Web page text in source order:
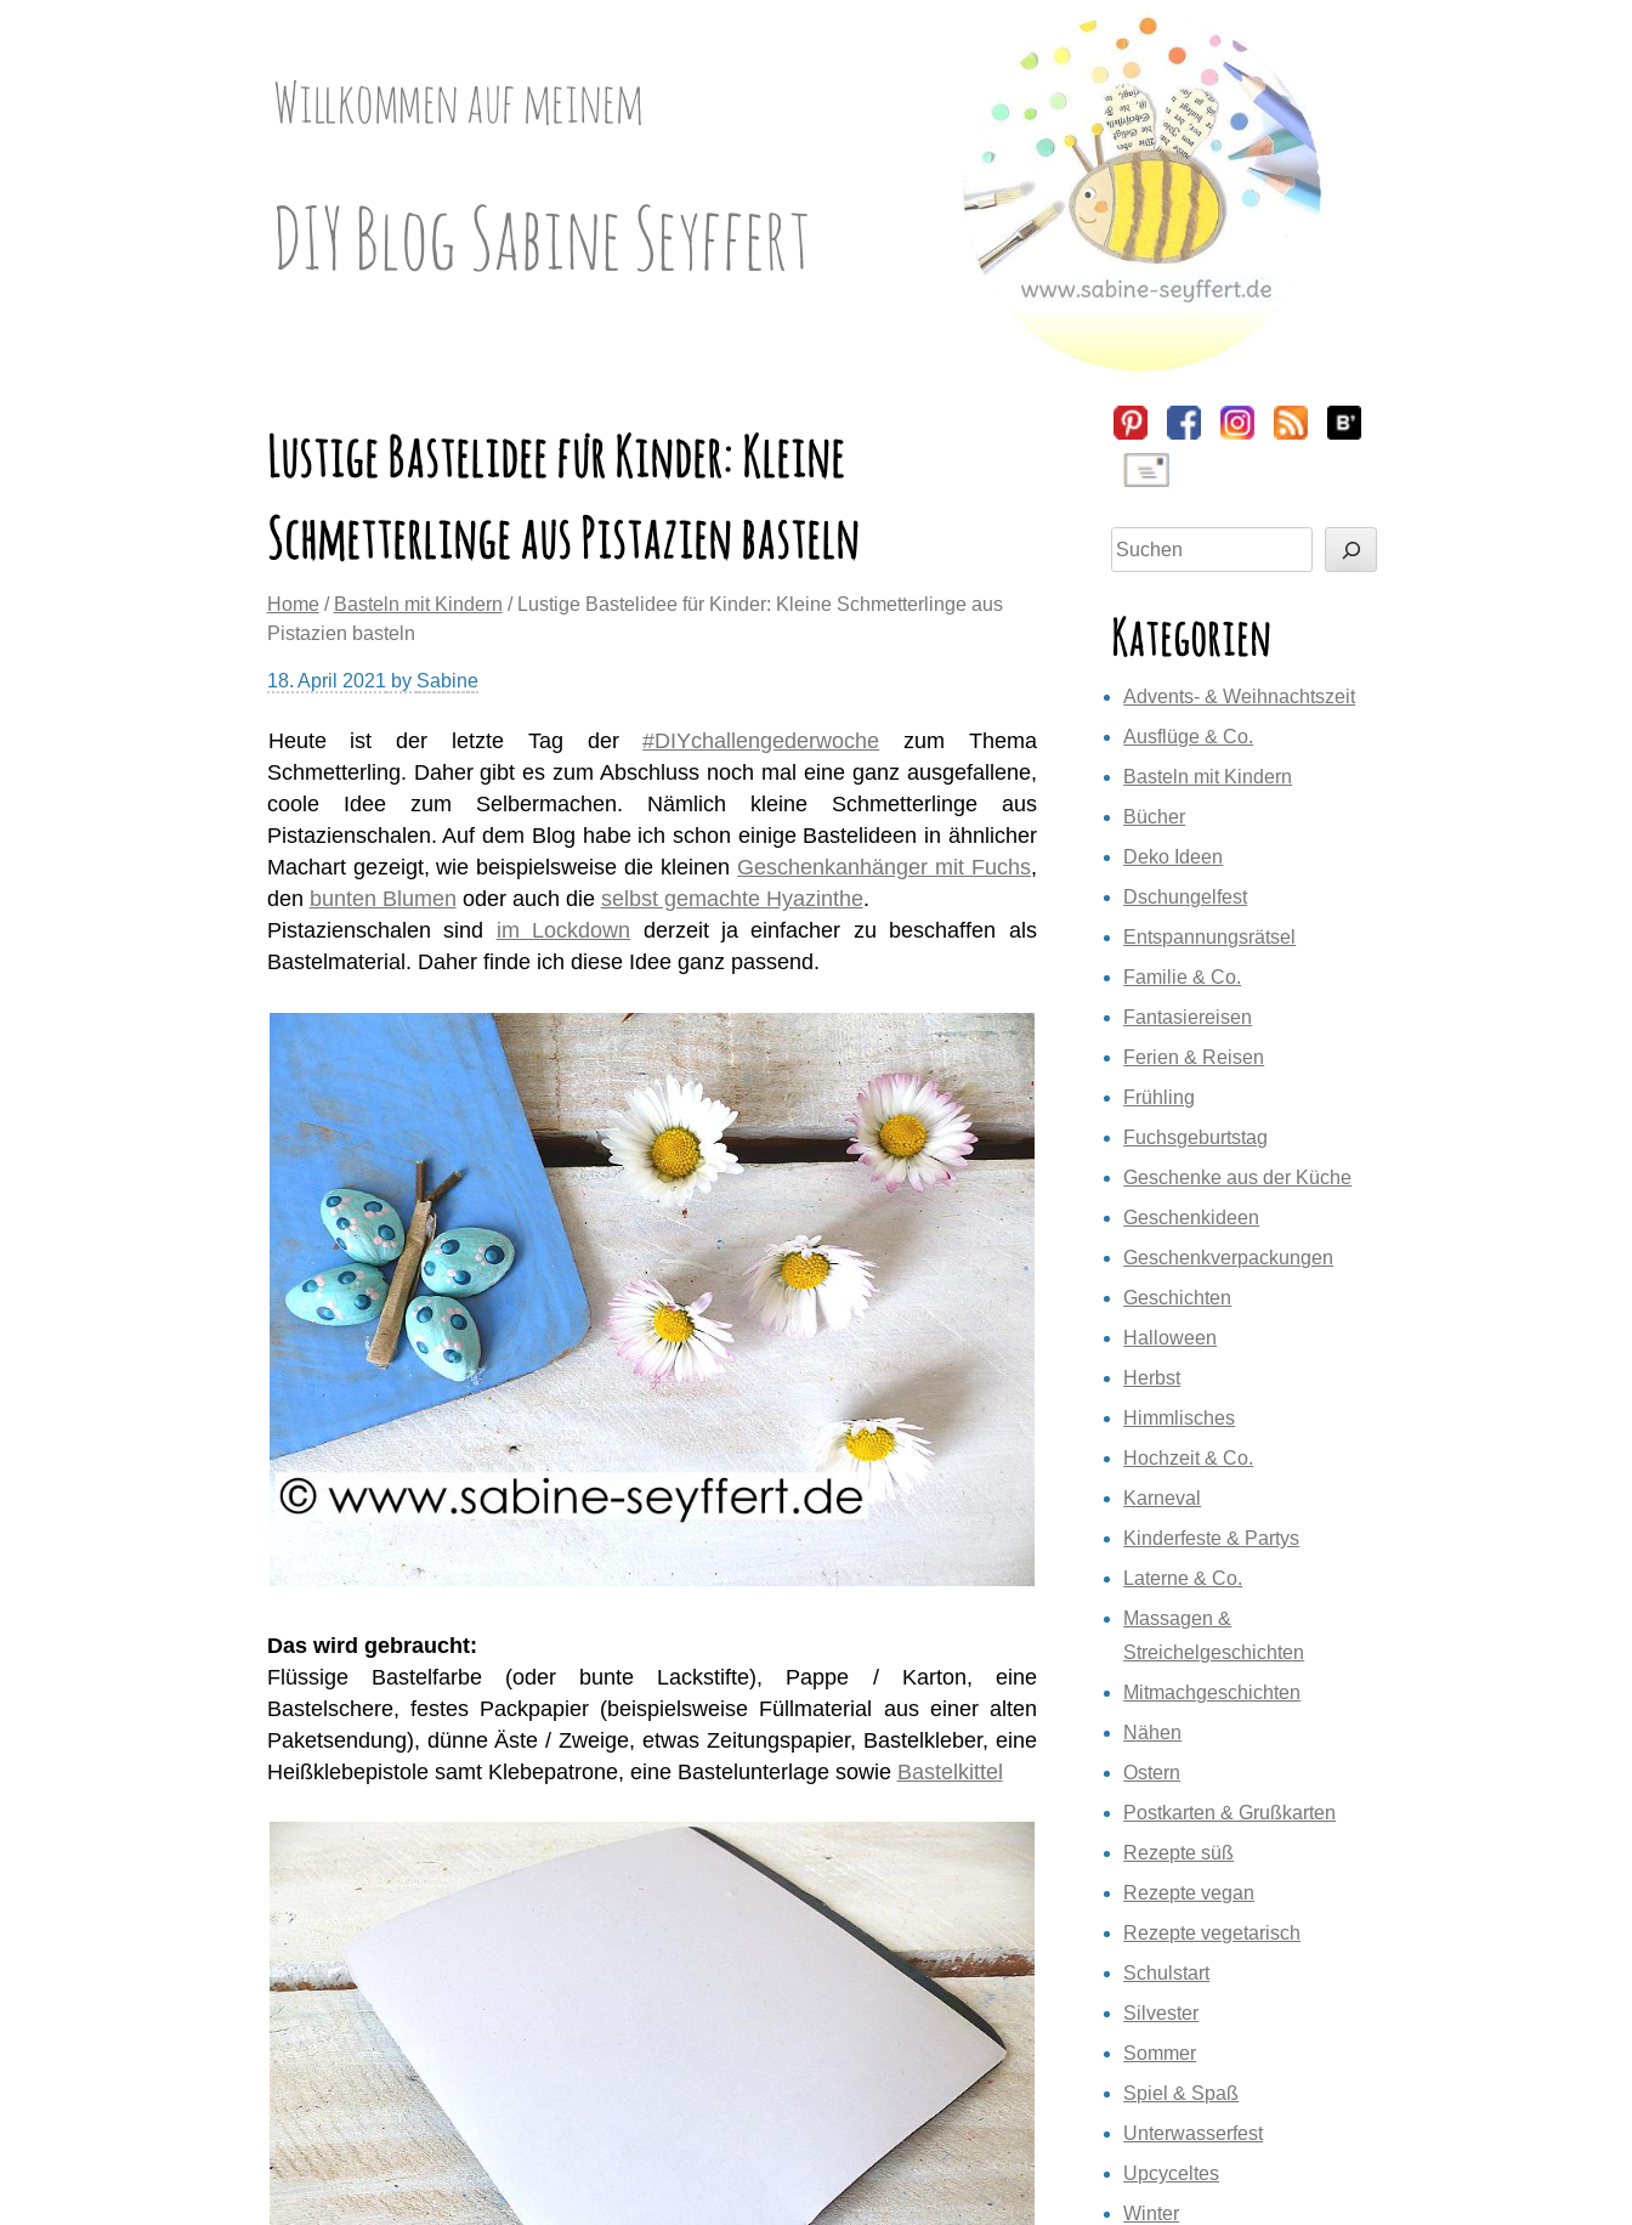
Willkommen auf meinem
DIY Blog Sabine Seyffert
Lustige Bastelidee für Kinder: Kleine
Schmetterlinge aus Pistazien basteln
Home / Basteln mit Kindern / Lustige Bastelidee für Kinder: Kleine Schmetterlinge aus
Pistazien basteln
18. April 2021 by Sabine
Heute ist der letzte Tag der#DIYchallengederwoche zum Thema
Schmetterling. Daher gibt es zum Abschluss noch mal eine ganz ausgefallene,
coole Idee zum Selbermachen. Nämlich kleine Schmetterlinge aus
Pistazienschalen. Auf dem Blog habe ich schon einige Bastelideen in ähnlicher
Machart gezeigt, wie beispielsweise die kleinen Geschenkanhänger mit Fuchs,
den bunten Blumen oder auch die selbst gemachte Hyazinthe.
Pistazienschalen sind im Lockdown derzeit ja einfacher zu beschaffen als
Bastelmaterial. Daher finde ich diese Idee ganz passend.
Das wird gebraucht:
Flüssige Bastelfarbe (oder bunte Lackstifte), Pappe / Karton, eine
Bastelschere, festes Packpapier (beispielsweise Füllmaterial aus einer alten
Paketsendung), dünne Äste / Zweige, etwas Zeitungspapier, Bastelkleber, eine
Heißklebepistole samt Klebepatrone, eine Bastelunterlage sowie Bastelkittel
Sidebar
Suchen
Kategorien
Advents- & Weihnachtszeit
Ausflüge & Co.
Basteln mit Kindern
Bücher
Deko Ideen
Dschungelfest
Entspannungsrätsel
Familie & Co.
Fantasiereisen
Ferien & Reisen
Frühling
Fuchsgeburtstag
Geschenke aus der Küche
Geschenkideen
Geschenkverpackungen
Geschichten
Halloween
Herbst
Himmlisches
Hochzeit & Co.
Karneval
Kinderfeste & Partys
Laterne & Co.
Massagen &
Streichelgeschichten
Mitmachgeschichten
Nähen
Ostern
Postkarten & Grußkarten
Rezepte süß
Rezepte vegan
Rezepte vegetarisch
Schulstart
Silvester
Sommer
Spiel & Spaß
Unterwasserfest
Upcyceltes
Winter